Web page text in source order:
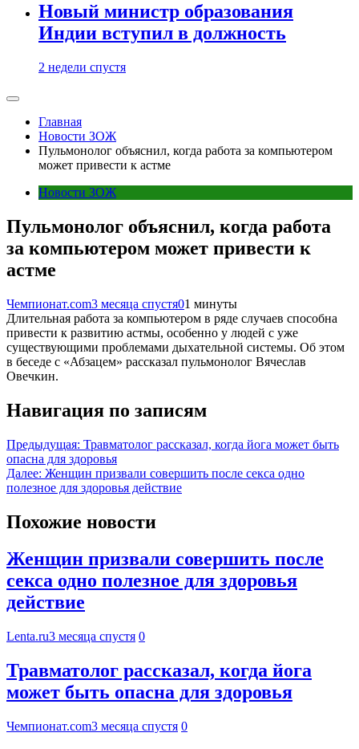
Новый министр образования
Индии вступил в должность
2 недели спустя
Главная
Новости ЗОЖ
Пульмонолог объяснил, когда работа за компьютером
может привести к астме
Новости ЗОЖ
Пульмонолог объяснил, когда работа
за компьютером может привести к
астме
Чемпионат.com3 месяца спустя01 минуты
Длительная работа за компьютером в ряде случаев способна
привести к развитию астмы, особенно у людей с уже
существующими проблемами дыхательной системы. Об этом
в беседе с «Абзацем» рассказал пульмонолог Вячеслав
Овечкин.
Навигация по записям
Предыдущая: Травматолог рассказал, когда йога может быть
опасна для здоровья
Далее: Женщин призвали совершить после секса одно
полезное для здоровья действие
Похожие новости
Женщин призвали совершить после
секса одно полезное для здоровья
действие
Lenta.ru3 месяца спустя 0
Травматолог рассказал, когда йога
может быть опасна для здоровья
Чемпионат.com3 месяца спустя 0